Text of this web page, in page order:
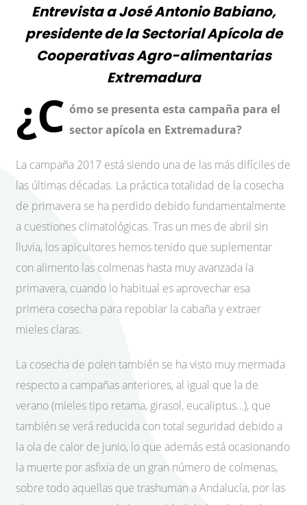
Entrevista a José Antonio Babiano,
presidente de la Sectorial Apícola de
Cooperativas Agro-alimentarias
Extremadura
¿C ómo se presenta esta campaña para el
sector apícola en Extremadura?
La campaña 2017 está siendo una de las más difíciles de
las últimas décadas. La práctica totalidad de la cosecha
de primavera se ha perdido debido fundamentalmente
a cuestiones climatológicas. Tras un mes de abril sin
lluvia, los apicultores hemos tenido que suplementar
con alimento las colmenas hasta muy avanzada la
primavera, cuando lo habitual es aprovechar esa
primera cosecha para repoblar la cabaña y extraer
mieles claras.
La cosecha de polen también se ha visto muy mermada
respecto a campañas anteriores, al igual que la de
verano (mieles tipo retama, girasol, eucaliptus…), que
también se verá reducida con total seguridad debido a
la ola de calor de junio, lo que además está ocasionando
la muerte por asfixia de un gran número de colmenas,
sobre todo aquellas que trashuman a Andalucía, por las